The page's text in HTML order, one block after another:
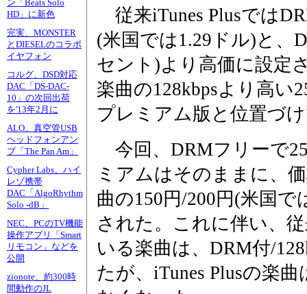
ン「Beats Solo
HD」に新色
完実、MONSTER
とDIESELのコラボ
イヤフォン
コルグ、DSD対応
DAC「DS-DAC-
10」の次回出荷
を'13年2月に
ALO、真空管USB
ヘッドフォンアン
プ「The Pan Am」
Cypher Labs、ハイ
レゾ携帯
DAC「AlgoRhythm
Solo -dB」
NEC、PCのTV機能
操作アプリ「Smart
リモコン」などを
公開
zionote、約300時
間動作のJL
従来iTunes Plusでは
(米国では1.29ドル)と、
セント)より高価に設定
楽曲の128kbpsより高い
プレミアム版と位置づ
今回、DRMフリーで
ミアムはそのままに、
曲の150円/200円(米国
された。これに伴い、
いる楽曲は、DRM付/
たが、iTunes Plusの楽